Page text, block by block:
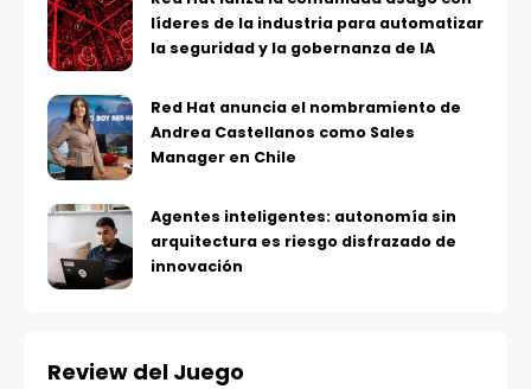
líderes de la industria para automatizar
la seguridad y la gobernanza de IA
Red Hat anuncia el nombramiento de
Andrea Castellanos como Sales
Manager en Chile
Agentes inteligentes: autonomía sin
arquitectura es riesgo disfrazado de
innovación
Review del Juego